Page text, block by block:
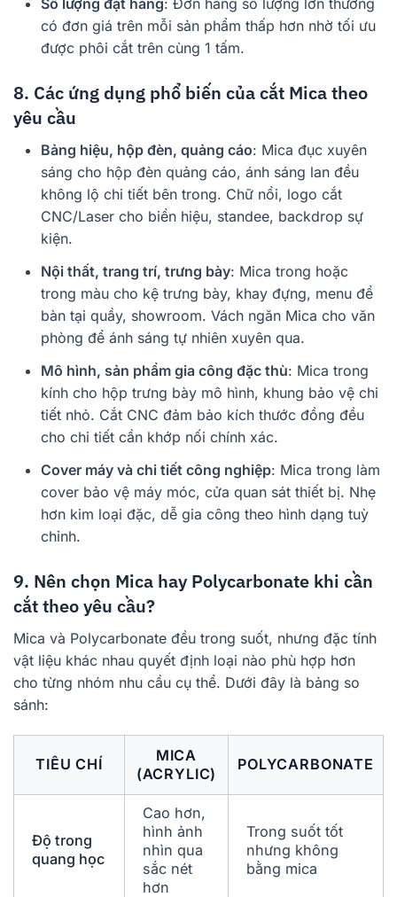
có đơn giá trên mỗi sản phẩm thấp hơn nhờ tối ưu
được phôi cắt trên cùng 1 tấm.
8. Các ứng dụng phổ biến của cắt Mica theo
yêu cầu
Bảng hiệu, hộp đèn, quảng cáo: Mica đục xuyên
sáng cho hộp đèn quảng cáo, ánh sáng lan đều
không lộ chi tiết bên trong. Chữ nổi, logo cắt
CNC/Laser cho biển hiệu, standee, backdrop sự
kiện.
Nội thất, trang trí, trưng bày: Mica trong hoặc
trong màu cho kệ trưng bày, khay đựng, menu để
bàn tại quầy, showroom. Vách ngăn Mica cho văn
phòng để ánh sáng tự nhiên xuyên qua.
Mô hình, sản phẩm gia công đặc thù: Mica trong
kính cho hộp trưng bày mô hình, khung bảo vệ chi
tiết nhỏ. Cắt CNC đảm bảo kích thước đồng đều
cho chi tiết cần khớp nối chính xác.
Cover máy và chi tiết công nghiệp: Mica trong làm
cover bảo vệ máy móc, cửa quan sát thiết bị. Nhẹ
hơn kim loại đặc, dễ gia công theo hình dạng tuỳ
chỉnh.
9. Nên chọn Mica hay Polycarbonate khi cần
cắt theo yêu cầu?
Mica và Polycarbonate đều trong suốt, nhưng đặc tính
vật liệu khác nhau quyết định loại nào phù hợp hơn
cho từng nhóm nhu cầu cụ thể. Dưới đây là bảng so
sánh:
TIÊU CHÍ
MICA
(ACRYLIC)
POLYCARBONATE
Độ trong
quang học
Cao hơn,
hình ảnh
nhìn qua
sắc nét
hơn
Trong suốt tốt
nhưng không
bằng mica